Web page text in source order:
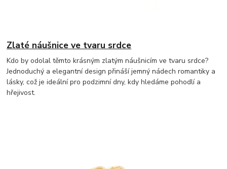
Zlaté náušnice ve tvaru srdce
Kdo by odolal těmto krásným zlatým náušnicím ve tvaru srdce?
Jednoduchý a elegantní design přináší jemný nádech romantiky a
lásky, což je ideální pro podzimní dny, kdy hledáme pohodlí a
hřejivost.